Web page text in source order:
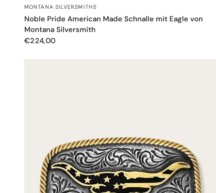
SCHNELLANSICHT
MONTANA SILVERSMITHS
Noble Pride American Made Schnalle mit Eagle von
Montana Silversmith
€224,00